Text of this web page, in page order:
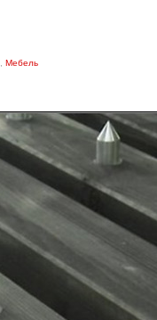
Мебель